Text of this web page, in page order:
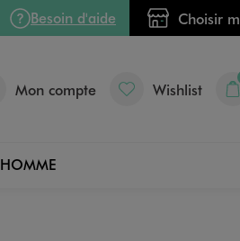
Besoin d'aide Choisir
Mon compte Wishlist
HOMME